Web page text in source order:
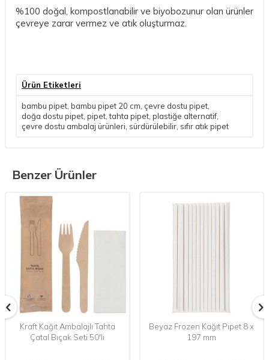
%100 doğal, kompostlanabilir ve biyobozunur olan ürünler
çevreye zarar vermez ve atık oluşturmaz.
Ürün Etiketleri
bambu pipet, bambu pipet 20 cm, çevre dostu pipet,
doğa dostu pipet, pipet,tahta pipet, plastiğe alternatif,
çevre dostu ambalaj ürünleri, sürdürülebilir, sıfır atık pipet
Benzer Ürünler
Kraft Kağıt Ambalajlı Tahta
Çatal Bıçak Seti 50'li
Beyaz Frozen Kağıt Pipet 8 x
197 mm